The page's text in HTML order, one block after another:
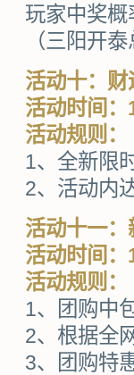
玩家中奖概
（三阳开
活动十：财
活动时间
活动规则：
1、全新限
2、活动内
活动十一
活动时间
活动规则：
1、团购中
2、根据全
3、团购特